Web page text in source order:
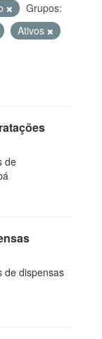
Grupos:
Ativos
de
de dispensas